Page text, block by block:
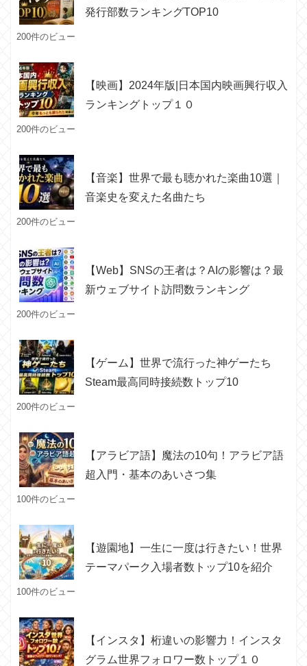
発行部数ランキングTOP10
200件のビュー
【映画】2024年版|日本国内映画興行収入
ランキングトップ１０
200件のビュー
【音楽】世界で最も聴かれた楽曲10選｜
音楽史を変えた名曲たち
200件のビュー
【Web】SNSの王者は？AIの影響は？最
新ウェブサイト訪問数ランキング
200件のビュー
【ゲーム】世界で流行った神ゲーたち
Steam最高同時接続数トップ10
200件のビュー
【アラビア語】魔法の10句！アラビア語
超入門・基本のあいさつ集
100件のビュー
【遊園地】一生に一度は行きたい！世界
テーマパーク入場者数トップ10を紹介
100件のビュー
【インスタ】桁違いの影響力！インスタ
グラム世界フォロワー数トップ１０